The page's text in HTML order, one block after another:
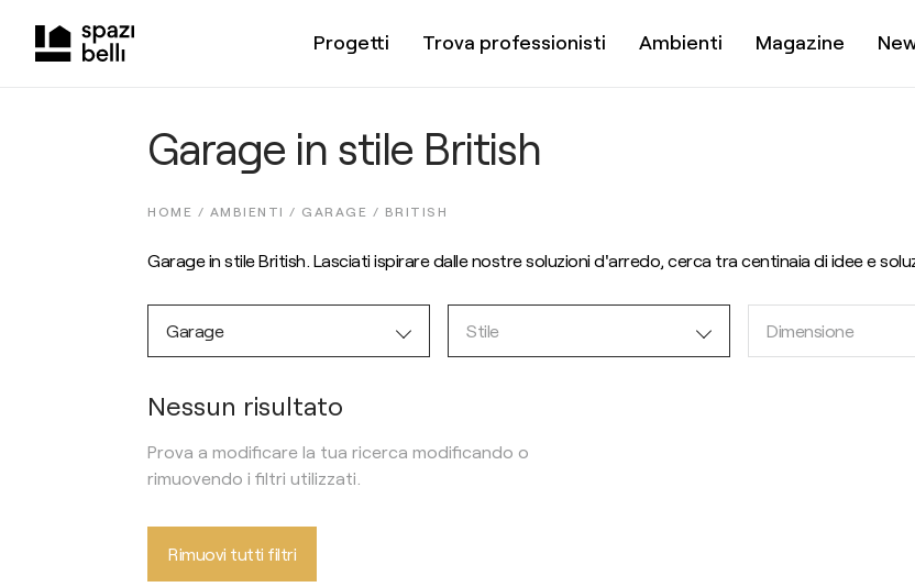
Progetti Trova professionisti Ambienti Magazine
Garage in stile British
HOME / AMBIENTI / GARAGE / BRITISH
Garage in stile British. Lasciati ispirare dalle nostre soluzioni d'arredo, cerca tra centinaia di idee e
Garage Stile Dimensione
Nessun risultato
Prova a modificare la tua ricerca modificando o
rimuovendo i filtri utilizzati.
Rimuovi tutti filtri